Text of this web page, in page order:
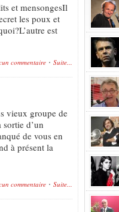
et mensongesIl
les poux et
est
commentaire Suite...
vieux groupe de
d’un
de vous en
à présent la
commentaire Suite...